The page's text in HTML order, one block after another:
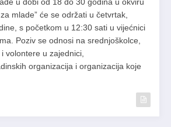
u dobi od 18 do 30 godina u okviru
mlade” će se održati u četvrtak,
s početkom u 12:30 sati u vijećnici
Poziv se odnosi na srednjoškolce,
volontere u zajednici,
organizacija i organizacija koje